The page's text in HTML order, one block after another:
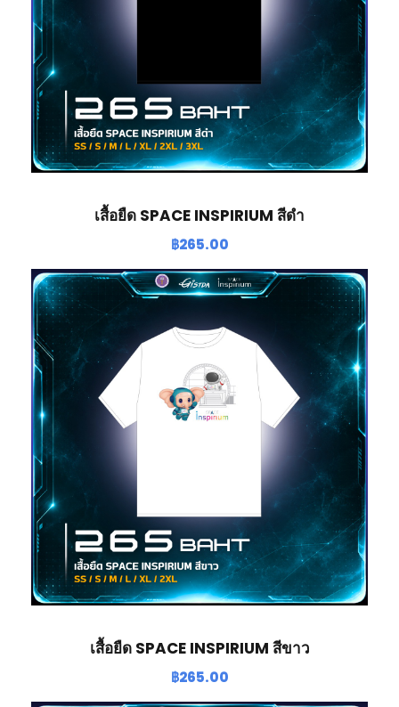
เสื้อยืด SPACE INSPIRIUM สีดำ
฿265.00
เสื้อยืด SPACE INSPIRIUM สีขาว
฿265.00